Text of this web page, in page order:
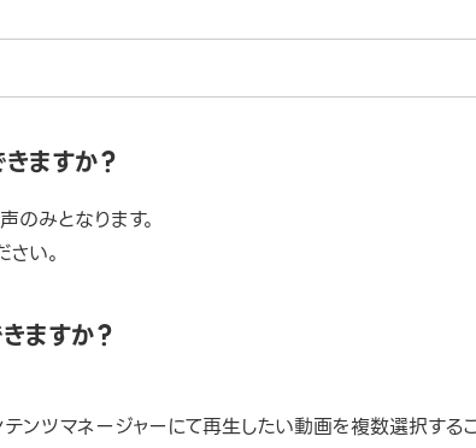
ますか？
みとなります。
い。
ますか？
ンツマネージャーにて再生したい動画を複数選択する